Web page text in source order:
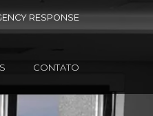
RESPONSE
CONTATO